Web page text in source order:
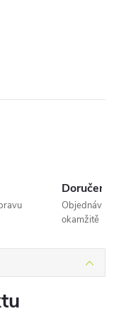
Doručení
okamžitě